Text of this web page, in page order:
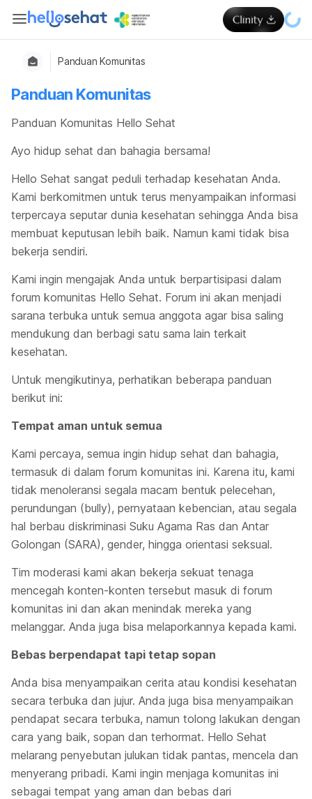
Panduan Komunitas
Panduan Komunitas
Panduan Komunitas Hello Sehat
Ayo hidup sehat dan bahagia bersama!
Hello Sehat sangat peduli terhadap kesehatan Anda.
Kami berkomitmen untuk terus menyampaikan informasi
terpercaya seputar dunia kesehatan sehingga Anda bisa
membuat keputusan lebih baik. Namun kami tidak bisa
bekerja sendiri.
Kami ingin mengajak Anda untuk berpartisipasi dalam
forum komunitas Hello Sehat. Forum ini akan menjadi
sarana terbuka untuk semua anggota agar bisa saling
mendukung dan berbagi satu sama lain terkait
kesehatan.
Untuk mengikutinya, perhatikan beberapa panduan
berikut ini:
Tempat aman untuk semua
Kami percaya, semua ingin hidup sehat dan bahagia,
termasuk di dalam forum komunitas ini. Karena itu, kami
tidak menoleransi segala macam bentuk pelecehan,
perundungan (bully), pernyataan kebencian, atau segala
hal berbau diskriminasi Suku Agama Ras dan Antar
Golongan (SARA), gender, hingga orientasi seksual.
Tim moderasi kami akan bekerja sekuat tenaga
mencegah konten-konten tersebut masuk di forum
komunitas ini dan akan menindak mereka yang
melanggar. Anda juga bisa melaporkannya kepada kami.
Bebas berpendapat tapi tetap sopan
Anda bisa menyampaikan cerita atau kondisi kesehatan
secara terbuka dan jujur. Anda juga bisa menyampaikan
pendapat secara terbuka, namun tolong lakukan dengan
cara yang baik, sopan dan terhormat. Hello Sehat
melarang penyebutan julukan tidak pantas, mencela dan
menyerang pribadi. Kami ingin menjaga komunitas ini
sebagai tempat yang aman dan bebas dari